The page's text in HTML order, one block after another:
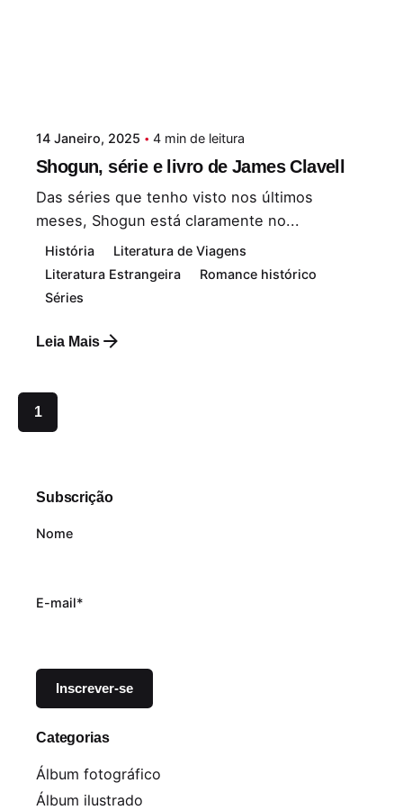
14 Janeiro, 2025 4 min de leitura
Shogun, série e livro de James Clavell
Das séries que tenho visto nos últimos
meses, Shogun está claramente no...
História
Literatura de Viagens
Literatura Estrangeira
Romance histórico
Séries
Leia Mais
1
Subscrição
Nome
E-mail*
Categorias
Álbum fotográfico
Álbum ilustrado